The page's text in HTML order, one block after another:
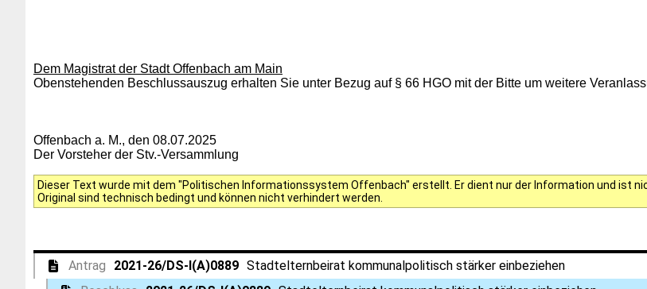
Dem Magistrat der Stadt Offenbach am Main
Obenstehenden Beschlussauszug erhalten Sie unter Bezug auf § 66 HGO mit der Bitte um weitere
Offenbach a. M., den 08.07.2025
Der Vorsteher der Stv.-Versammlung
Dieser Text wurde mit dem "Politischen Informationssystem Offenbach" erstellt. Er dient nur der Information und ist
Original sind technisch bedingt und können nicht verhindert werden.
Antrag 2021-26/DS-I(A)0889 Stadtelternbeirat kommunalpolitisch stärker einbeziehen